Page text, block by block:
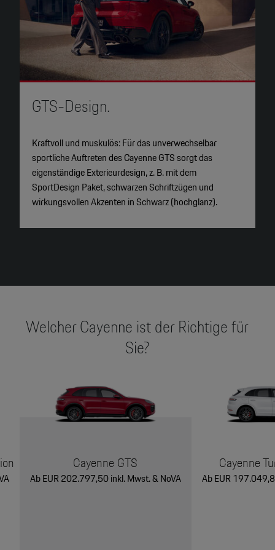
GTS-Design.
Kraftvoll und muskulös: Für das unverwechselbar
sportliche Auftreten des Cayenne GTS sorgt das
eigenständige Exterieurdesign, z. B. mit dem
SportDesign Paket, schwarzen Schriftzügen und
wirkungsvollen Akzenten in Schwarz (hochglanz).
Welcher Cayenne ist der Richtige für
Sie?
Cayenne GTS
Ab EUR 202.797,50 inkl. Mwst. & NoVA
Cayenne
Ab EUR